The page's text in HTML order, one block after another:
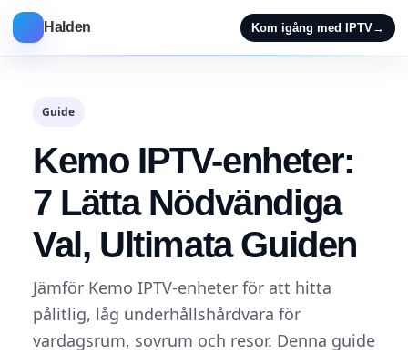
Halden Kom igång med IPTV→
Guide
Kemo IPTV-enheter:
7 Lätta Nödvändiga
Val, Ultimata Guiden
Jämför Kemo IPTV-enheter för att hitta
pålitlig, låg underhållshårdvara för
vardagsrum, sovrum och resor. Denna guide